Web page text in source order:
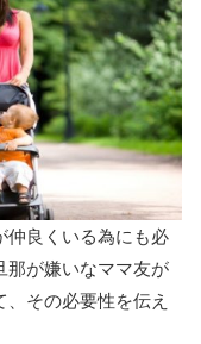
仲良くいる為にも必
那が嫌いなママ友が
その必要性を伝え